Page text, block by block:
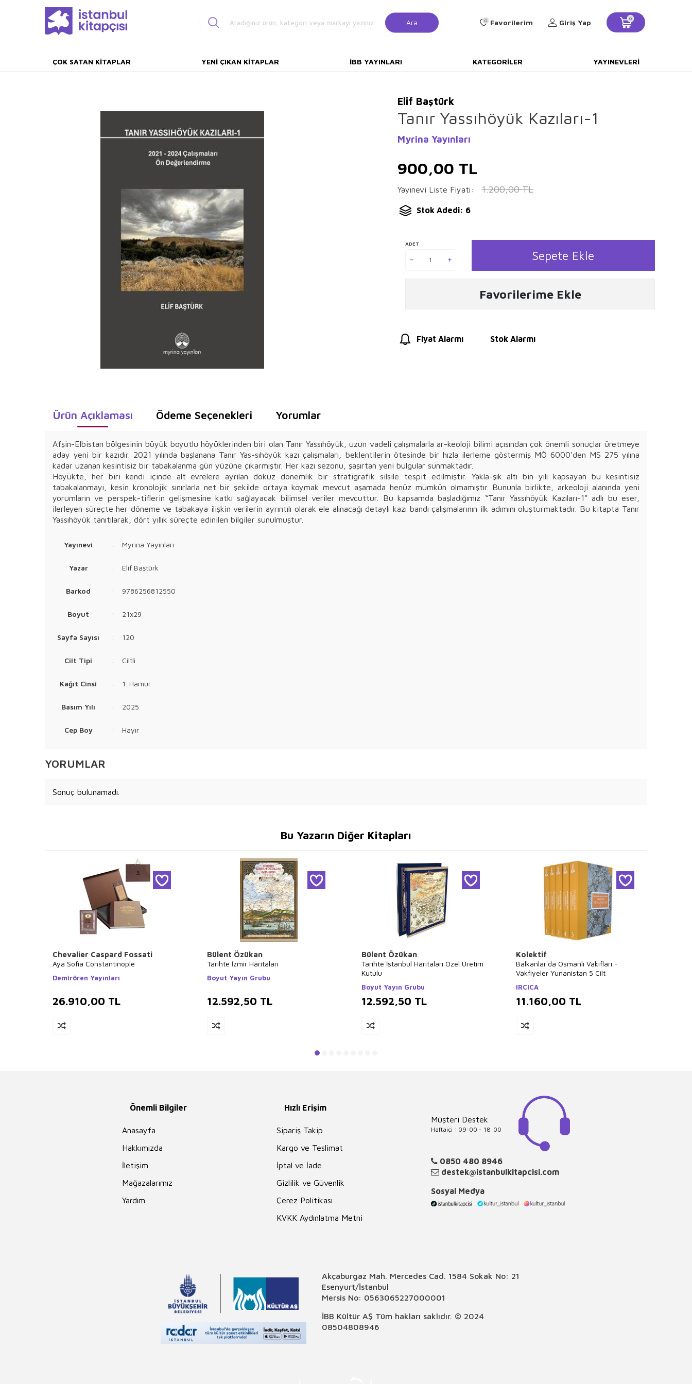
Ara 0 Favorilerim Giriş Yap 0
ÇOK SATAN KITAPLAR YENI ÇIKAN KITAPLAR İBB YAYINLARI KATEGORILER YAYINEVLERI
Elif Baştürk
Tanır Yassıhöyük Kazıları-1
Myrina Yayınları
900,00 TL
Yayınevi Liste Fiyatı: 1.200,00TL
Stok Adedi: 6
ADET
Sepete Ekle
Favorilerime Ekle
Fiyat Alarmı Stok Alarmı
Ürün Açıklaması Ödeme Seçenekleri Yorumlar
Afşin-Elbistan bölgesinin büyük boyutlu höyüklerinden biri olan Tanır Yassıhöyük, uzun vadeli çalışmalarla ar-keoloji bilimi açısından çok önemli sonuçlar üretmeye
aday yeni bir kazıdır. 2021 yılında başlanana Tanır Yas-sıhöyük kazı çalışmaları, beklentilerin ötesinde bir hızla ilerleme göstermiş MÖ 6000’den MS 275 yılına
kadar uzanan kesintisiz bir tabakalanma gün yüzüne çıkarmıştır. Her kazı sezonu, şaşırtan yeni bulgular sunmaktadır.
Höyükte, her biri kendi içinde alt evrelere ayrılan dokuz dönemlik bir stratigrafik silsile tespit edilmiştir. Yakla-şık altı bin yılı kapsayan bu kesintisiz
tabakalanmayı, kesin kronolojik sınırlarla net bir şekilde ortaya koymak mevcut aşamada henüz mümkün olmamıştır. Bununla birlikte, arkeoloji alanında yeni
yorumların ve perspek-tiflerin gelişmesine katkı sağlayacak bilimsel veriler mevcuttur. Bu kapsamda başladığımız “Tanır Yassıhöyük Kazıları-1” adlı bu eser,
ilerleyen süreçte her döneme ve tabakaya ilişkin verilerin ayrıntılı olarak ele alınacağı detaylı kazı bandı çalışmalarının ilk adımını oluşturmaktadır. Bu kitapta Tanır
Yassıhöyük tanıtılarak, dört yıllık süreçte edinilen bilgiler sunulmuştur.
Yayınevi : Myrina Yayınları
Yazar : Elif Baştürk
Barkod : 9786256812550
Boyut : 21x29
Sayfa Sayısı : 120
Cilt Tipi : Ciltli
Kağıt Cinsi : 1. Hamur
Basım Yılı : 2025
Cep Boy : Hayır
YORUMLAR
Sonuç bulunamadı.
Bu Yazarın Diğer Kitapları
Chevalier Caspard Fossati
Aya Sofia Constantinople
Demirören Yayınları
26.910,00 TL
Bülent Özükan
Tarihte İzmir Haritaları
Boyut Yayın Grubu
12.592,50 TL
Bülent Özükan
Tarihte İstanbul Haritaları Özel Üretim
Kutulu
Boyut Yayın Grubu
12.592,50 TL
Kolektif
Balkanlar`da Osmanlı Vakıfları -
Vakfiyeler Yunanistan 5 Cilt
IRCICA
11.160,00 TL
Önemli Bilgiler
Anasayfa
Hakkımızda
İletişim
Mağazalarımız
Yardım
Hızlı Erişim
Sipariş Takip
Kargo ve Teslimat
İptal ve İade
Gizlilik ve Güvenlik
Çerez Politikası
KVKK Aydınlatma Metni
Müşteri Destek
Haftaiçi : 09:00 - 18:00
0850 480 8946
destek@istanbulkitapcisi.com
Sosyal Medya
Akçaburgaz Mah. Mercedes Cad. 1584 Sokak No: 21
Esenyurt/İstanbul
Mersis No: 0563065227000001
İBB Kültür AŞ Tüm hakları saklıdır. © 2024
08504808946